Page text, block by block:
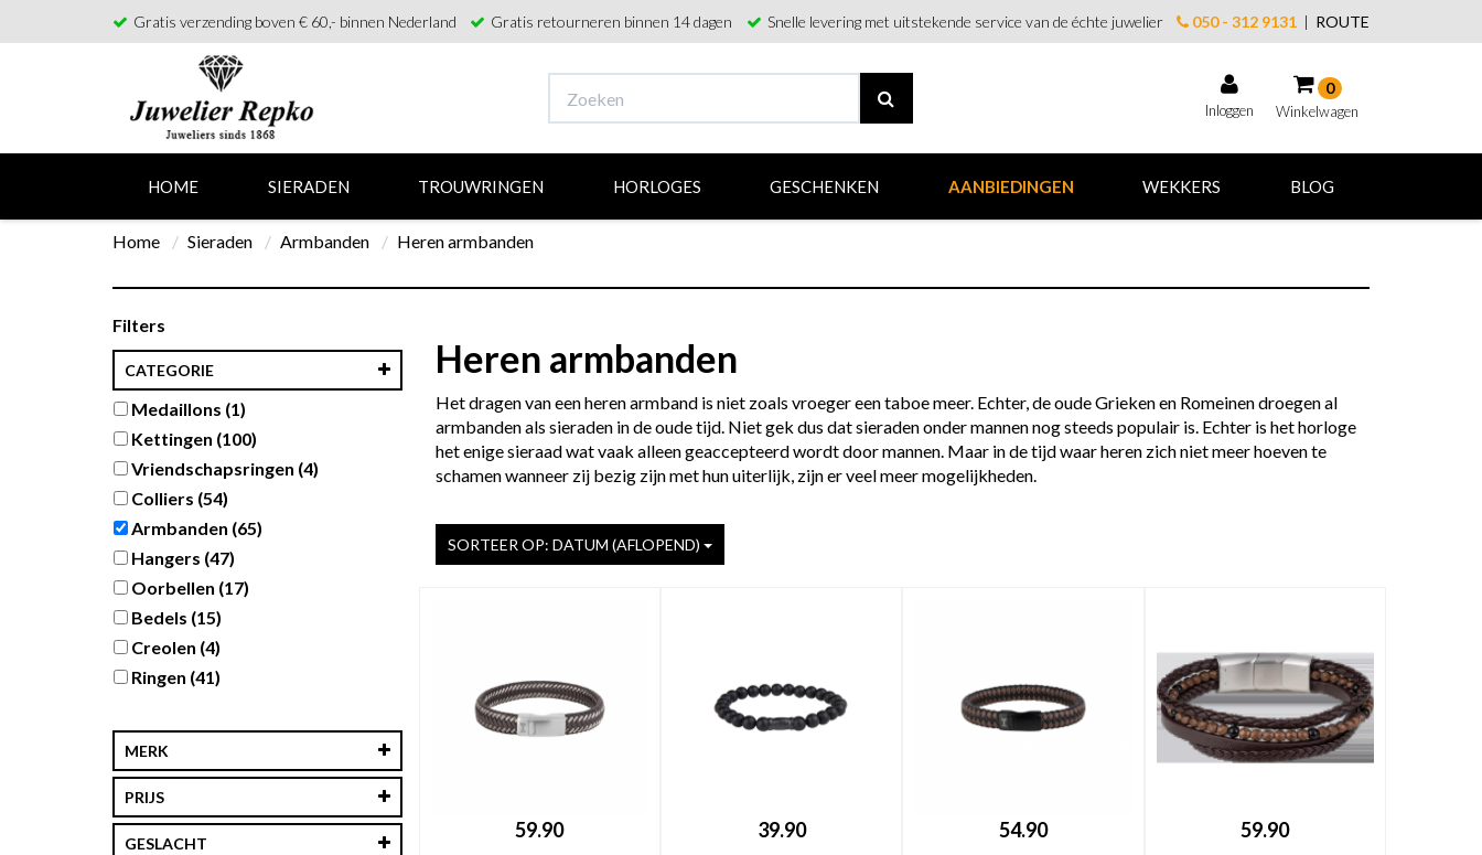
Gratis verzending boven € 60,- binnen Nederland Gratis retourneren binnen 14 dagen Snelle levering met uitstekende service van de échte juwelier 050 - 312 9131| ROUTE
Inloggen
0
Winkelwagen
Winkelwagen
Vul hem met producten.
HOME SIERADEN TROUWRINGEN HORLOGES GESCHENKEN AANBIEDINGEN WEKKERS BLOG
Home Sieraden Armbanden Heren armbanden
Filters
CATEGORIE
Medaillons (1)
Kettingen (100)
Vriendschapsringen (4)
Colliers (54)
Armbanden (65)
Hangers (47)
Oorbellen (17)
Bedels (15)
Creolen (4)
Ringen (41)
MERK
PRIJS
GESLACHT
Heren armbanden
Het dragen van een heren armband is niet zoals vroeger een taboe meer. Echter, de oude Grieken en Romeinen droegen al
armbanden als sieraden in de oude tijd. Niet gek dus dat sieraden onder mannen nog steeds populair is. Echter is hethorloge
het enige sieraad wat vaak alleen geaccepteerd wordt door mannen. Maar in de tijd waar heren zich niet meer hoeven te
schamen wanneer zij bezig zijn met hun uiterlijk, zijn er veel meer mogelijkheden.
SORTEER OP: DATUM (AFLOPEND)
59.90 39.90 54.90 59.90